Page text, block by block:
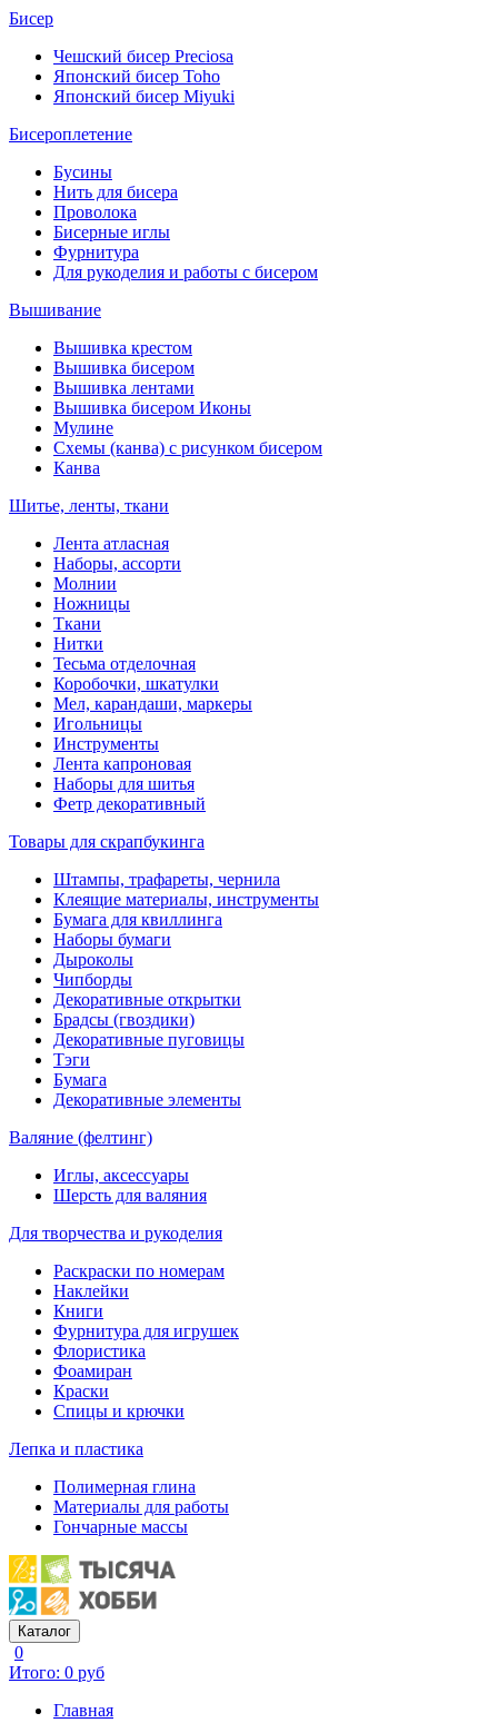
Бисер
Чешский бисер Preciosa
Японский бисер Toho
Японский бисер Miyuki
Бисероплетение
Бусины
Нить для бисера
Проволока
Бисерные иглы
Фурнитура
Для рукоделия и работы с бисером
Вышивание
Вышивка крестом
Вышивка бисером
Вышивка лентами
Вышивка бисером Иконы
Мулине
Схемы (канва) с рисунком бисером
Канва
Шитье, ленты, ткани
Лента атласная
Наборы, ассорти
Молнии
Ножницы
Ткани
Нитки
Тесьма отделочная
Коробочки, шкатулки
Мел, карандаши, маркеры
Игольницы
Инструменты
Лента капроновая
Наборы для шитья
Фетр декоративный
Товары для скрапбукинга
Штампы, трафареты, чернила
Клеящие материалы, инструменты
Бумага для квиллинга
Наборы бумаги
Дыроколы
Чипборды
Декоративные открытки
Брадсы (гвоздики)
Декоративные пуговицы
Тэги
Бумага
Декоративные элементы
Валяние (фелтинг)
Иглы, аксессуары
Шерсть для валяния
Для творчества и рукоделия
Раскраски по номерам
Наклейки
Книги
Фурнитура для игрушек
Флористика
Фоамиран
Краски
Спицы и крючки
Лепка и пластика
Полимерная глина
Материалы для работы
Гончарные массы
Каталог
0
Итого: 0 руб
Главная